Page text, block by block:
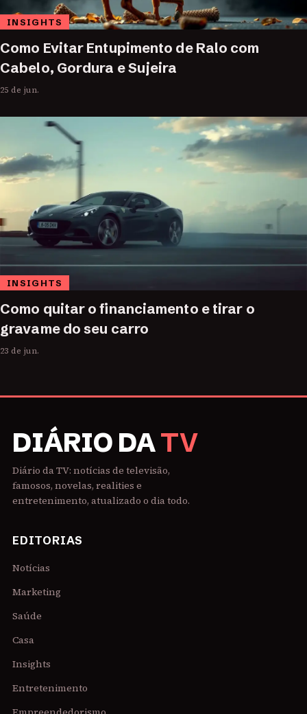
INSIGHTS
Como Evitar Entupimento de Ralo com
Cabelo, Gordura e Sujeira
25 de jun.
INSIGHTS
Como quitar o financiamento e tirar o
gravame do seu carro
23 de jun.
DIÁRIO DATV
Diário da TV: notícias de televisão,
famosos, novelas, realities e
entretenimento, atualizado o dia todo.
EDITORIAS
Notícias
Marketing
Saúde
Casa
Insights
Entretenimento